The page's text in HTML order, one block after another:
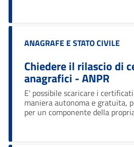
Categoria:
ANAGRAFE E STATO CIVILE
Chiedere il rilascio di
anagrafici - ANPR
E' possibile scaricare i
maniera autonoma e gratuita,
per un componente della